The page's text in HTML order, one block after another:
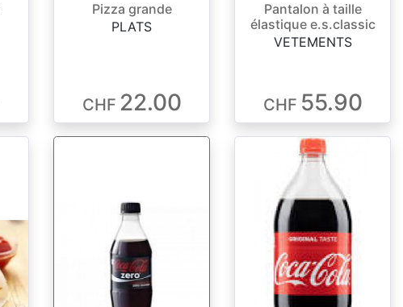
Pizza grande
PLATS
CHF 22.00
Pantalon à taille
élastique e.s.classic
VETEMENTS
CHF 55.90